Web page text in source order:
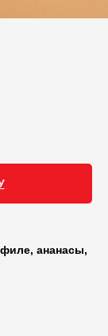
ананасы,